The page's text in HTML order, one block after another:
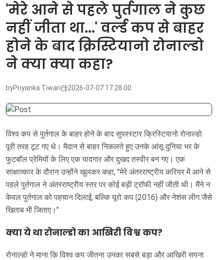
'मेरे आने से पहले पुर्तगाल ने कुछ
नहीं जीता था...' वर्ल्ड कप से बाहर
होने के बाद क्रिस्टियानो रोनाल्डो
ने क्या क्या कहा?
byPriyanka Tiwari 2026-07-07 17:28:00
विश्व कप से पुर्तगाल के बाहर होने के बाद सुपरस्टार क्रिस्टियानो रोनाल्डो
पूरी तरह टूट गए थे। मैदान से बाहर निकलते हुए उनके आंसू दुनिया भर के
फुटबॉल प्रेमियों के लिए एक यादगार और दुखद तस्वीर बन गए। एक
साक्षात्कार के दौरान उन्होंने खुलकर कहा, "मेरे अंतरराष्ट्रीय करियर में आने से
पहले पुर्तगाल ने अंतरराष्ट्रीय स्तर पर कोई बड़ी ट्रॉफी नहीं जीती थी। मैंने न
केवल पुर्तगाल को पहचान दिलाई, बल्कि यूरो कप (2016) और नेशंस लीग जैसे
खिताब भी जिताए।"
क्या ये था रोनाल्डो का आखिरी विश्व कप?
रोनाल्डो ने माना कि विश्व कप जीतना उनका सबसे बड़ा और आखिरी सपना